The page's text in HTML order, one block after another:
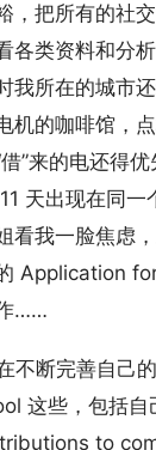
，把所有的社
各类资料和分
我所在的城市
机的咖啡馆，
”来的电还得
天出现在同一
看我一脸焦虑
Application
……
不断完善自己
这些，包括自
to